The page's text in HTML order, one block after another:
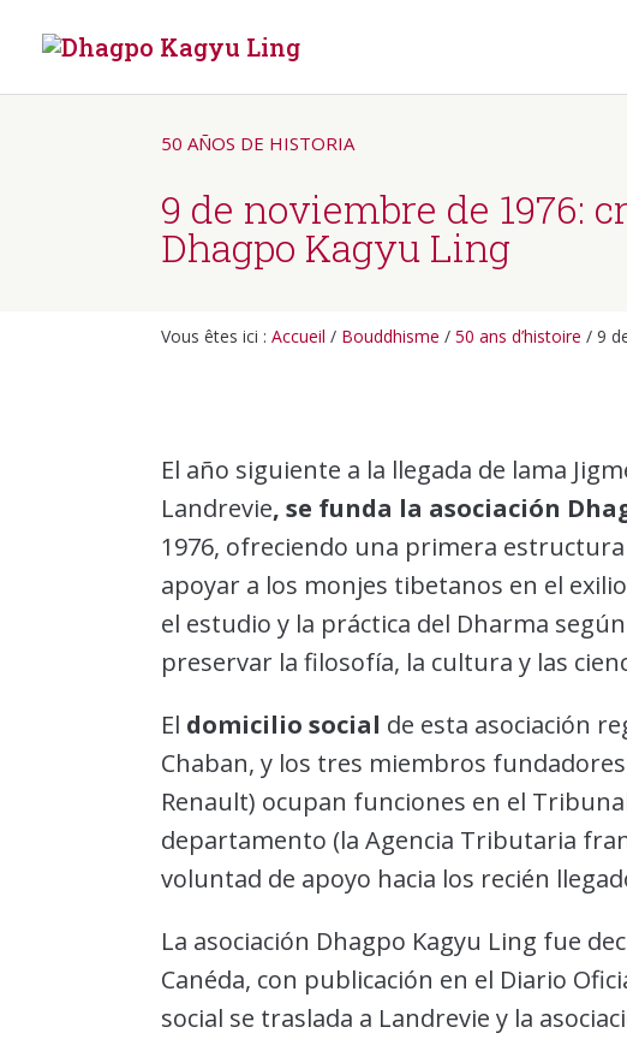
50 AÑOS DE HISTORIA
9 de noviembre de 1976:
Dhagpo Kagyu Ling
Vous êtes ici :Accueil / Bouddhisme /50 ans d’histoire / 9
El año siguiente a la llegada de lama
Landrevie, se funda la asociación
1976, ofreciendo una primera
apoyar a los monjes tibetanos en el
el estudio y la práctica del Dharma
preservar la filosofía, la cultura y las
El domicilio social de esta asociación
Chaban, y los tres miembros fundadores
Renault) ocupan funciones en el
departamento (la Agencia Tributaria
voluntad de apoyo hacia los recién
La asociación Dhagpo Kagyu Ling fue
Canéda, con publicación en el Diario
social se traslada a Landrevie y la